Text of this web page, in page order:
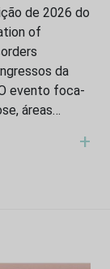
de 2026 do
of
da
evento foca-
áreas…
+